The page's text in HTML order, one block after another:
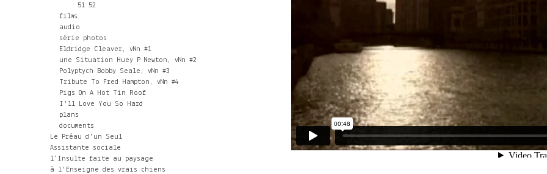
51 52
films
audio
série photos
Eldridge Cleaver, vNn #1
une Situation Huey P Newton, vNn #2
Polyptych Bobby Seale, vNn #3
Tribute To Fred Hampton, vNn #4
Pigs On A Hot Tin Roof
I'll Love You So Hard
plans
documents
Le Préau d'un Seul
Assistante sociale
l’Insulte faite au paysage
à l'Enseigne des vrais chiens